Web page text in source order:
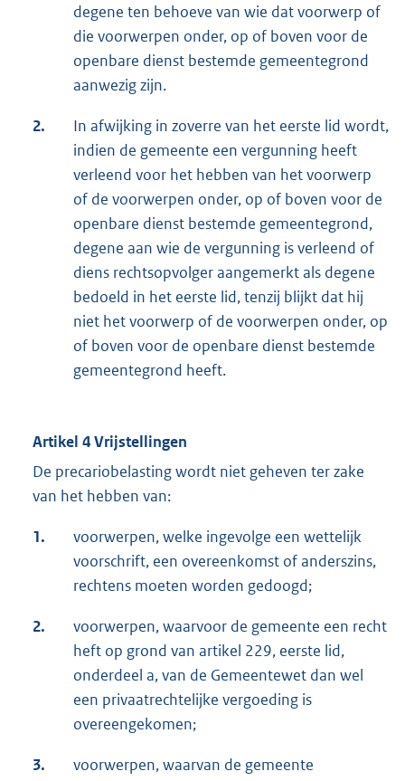
degene ten behoeve van wie dat voorwerp of
die voorwerpen onder, op of boven voor de
openbare dienst bestemde gemeentegrond
aanwezig zijn.
2.
In afwijking in zoverre van het eerste lid wordt,
indien de gemeente een vergunning heeft
verleend voor het hebben van het voorwerp
of de voorwerpen onder, op of boven voor de
openbare dienst bestemde gemeentegrond,
degene aan wie de vergunning is verleend of
diens rechtsopvolger aangemerkt als degene
bedoeld in het eerste lid, tenzij blijkt dat hij
niet het voorwerp of de voorwerpen onder, op
of boven voor de openbare dienst bestemde
gemeentegrond heeft.
Artikel 4 Vrijstellingen
De precariobelasting wordt niet geheven ter zake
van het hebben van:
1.
voorwerpen, welke ingevolge een wettelijk
voorschrift, een overeenkomst of anderszins,
rechtens moeten worden gedoogd;
2.
voorwerpen, waarvoor de gemeente een recht
heft op grond van artikel 229, eerste lid,
onderdeel a, van de Gemeentewet dan wel
een privaatrechtelijke vergoeding is
overeengekomen;
3.
voorwerpen, waarvan de gemeente